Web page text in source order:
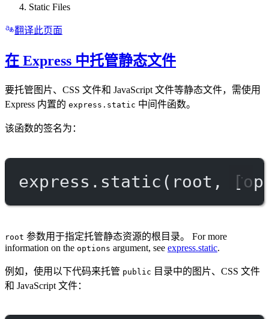
Static Files
翻译此页面
在 Express 中托管静态文件
要托管图片、CSS 文件和 JavaScript 文件等静态文件，需使用
Express 内置的 express.static 中间件函数。
该函数的签名为：
express. static (root,
root 参数用于指定托管静态资源的根目录。 For more
information on the options argument, see express.static.
例如，使用以下代码来托管 public 目录中的图片、CSS 文件
和 JavaScript 文件：